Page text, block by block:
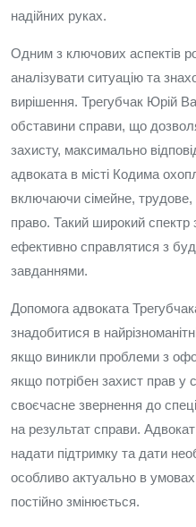
надійних руках.
Одним з ключових аспектів
аналізувати ситуацію та
вирішення. Трегубчак Юрій
обставини справи, що
захисту, максимально
адвоката в місті Кодима
включаючи сімейне, трудове,
право. Такий широкий спектр
ефективно справлятися з
завданнями.
Допомога адвоката
знадобитися в
якщо виникли проблеми з
якщо потрібен захист прав
своєчасне звернення до
на результат справи.
надати підтримку та дати
особливо актуально в
постійно змінюється.